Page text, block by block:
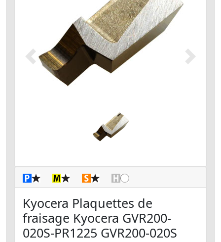
Précédent Suivant
Kyocera Plaquettes de
fraisage Kyocera GVR200-
020S-PR1225 GVR200-020S